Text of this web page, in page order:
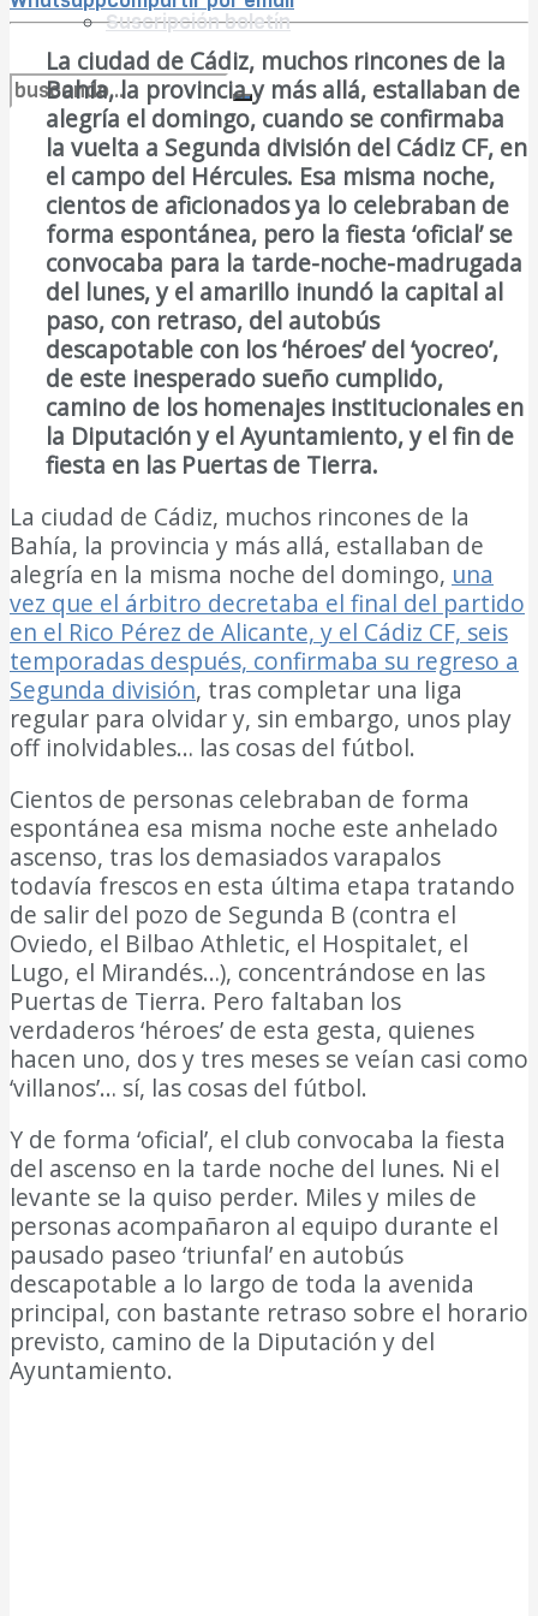
Suscripción boletín
no encontramos resultados coincidentes
Ver todos los resultados
La ciudad de Cádiz, muchos rincones de la
Bahía, la provincia y más allá, estallaban de
alegría el domingo, cuando se confirmaba
la vuelta a Segunda división del Cádiz CF, en
el campo del Hércules. Esa misma noche,
cientos de aficionados ya lo celebraban de
forma espontánea, pero la fiesta ‘oficial’ se
convocaba para la tarde-noche-madrugada
del lunes, y el amarillo inundó la capital al
paso, con retraso, del autobús
descapotable con los ‘héroes’ del ‘yocreo’,
de este inesperado sueño cumplido,
camino de los homenajes institucionales en
la Diputación y el Ayuntamiento, y el fin de
fiesta en las Puertas de Tierra.
La ciudad de Cádiz, muchos rincones de la
Bahía, la provincia y más allá, estallaban de
alegría en la misma noche del domingo, una
vez que el árbitro decretaba el final del partido
en el Rico Pérez de Alicante, y el Cádiz CF, seis
temporadas después, confirmaba su regreso a
Segunda división, tras completar una liga
regular para olvidar y, sin embargo, unos play
off inolvidables… las cosas del fútbol.
Cientos de personas celebraban de forma
espontánea esa misma noche este anhelado
ascenso, tras los demasiados varapalos
todavía frescos en esta última etapa tratando
de salir del pozo de Segunda B (contra el
Oviedo, el Bilbao Athletic, el Hospitalet, el
Lugo, el Mirandés…), concentrándose en las
Puertas de Tierra. Pero faltaban los
verdaderos ‘héroes’ de esta gesta, quienes
hacen uno, dos y tres meses se veían casi como
‘villanos’… sí, las cosas del fútbol.
Y de forma ‘oficial’, el club convocaba la fiesta
del ascenso en la tarde noche del lunes. Ni el
levante se la quiso perder. Miles y miles de
personas acompañaron al equipo durante el
pausado paseo ‘triunfal’ en autobús
descapotable a lo largo de toda la avenida
principal, con bastante retraso sobre el horario
previsto, camino de la Diputación y del
Ayuntamiento.